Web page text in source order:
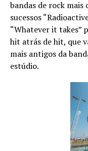
bandas de rock mais
sucessos
“Whatever it takes”
hit atrás de hit, que
mais antigos da
estúdio.